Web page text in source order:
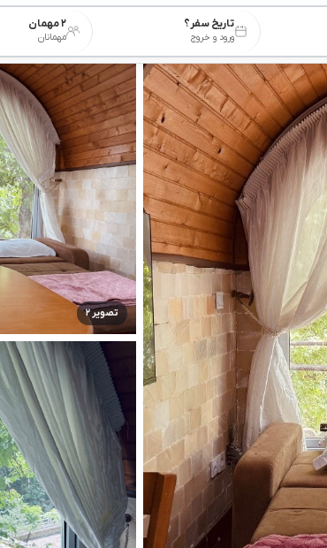
تاریخ سفر؟
ورود و خروج
۲ مهمان
مهمانان
تصویر ۲